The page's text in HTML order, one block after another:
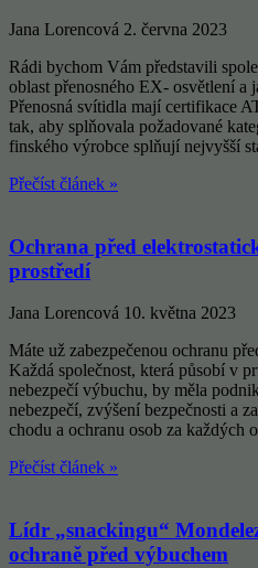
Jana Lorencová 2. června 2023
Rádi bychom Vám představili
oblast přenosného EX- osvětlení a
Přenosná svítidla mají certifikace
tak, aby splňovala požadované
finského výrobce splňují nejvyšší
Přečíst článek »
Ochrana před
prostředí
Jana Lorencová 10. května 2023
Máte už zabezpečenou ochranu
Každá společnost, která působí v
nebezpečí výbuchu, by měla
nebezpečí, zvýšení bezpečnosti a
chodu a ochranu osob za každých
Přečíst článek »
Lídr „snackingu“
ochraně před výbuchem